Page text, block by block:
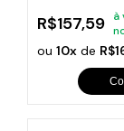
R$157,59
à
ou10x de